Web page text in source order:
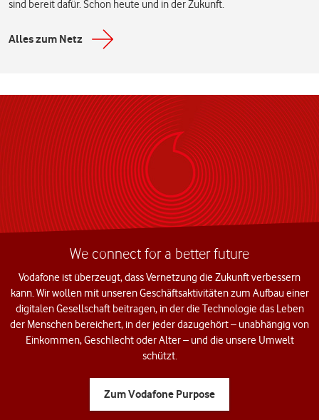
sind bereit dafür. Schon heute und in der Zukunft.
Alles zum Netz
We connect for a better future
Vodafone ist überzeugt, dass Vernetzung die Zukunft verbessern
kann. Wir wollen mit unseren Geschäftsaktivitäten zum Aufbau einer
digitalen Gesellschaft beitragen, in der die Technologie das Leben
der Menschen bereichert, in der jeder dazugehört – unabhängig von
Einkommen, Geschlecht oder Alter – und die unsere Umwelt
schützt.
Zum Vodafone Purpose